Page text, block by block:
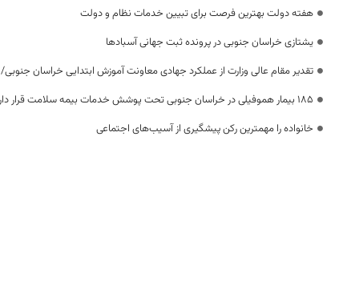
هفته دولت بهترین فرصت برای تبیین خدمات نظام و دولت
یشتازی خراسان جنوبی در پرونده ثبت جهانی آسبادها
تقدیر مقام عالی وزارت از عملکرد جهادی معاونت آموزش ابتدایی خراسان جنوبی/ ۴۶۰۰ دانش‌آموز زیر چتر «طرح حامی»
۱۸۵ بیمار هموفیلی در خراسان جنوبی تحت پوشش خدمات بیمه سلامت قرار دارند
خانواده را مهمترین رکن پیشگیری از آسیب‌های اجتماعی